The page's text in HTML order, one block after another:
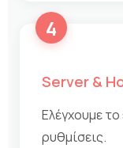
4
Server &
Ελέγχουμε
ρυθμίσεις.